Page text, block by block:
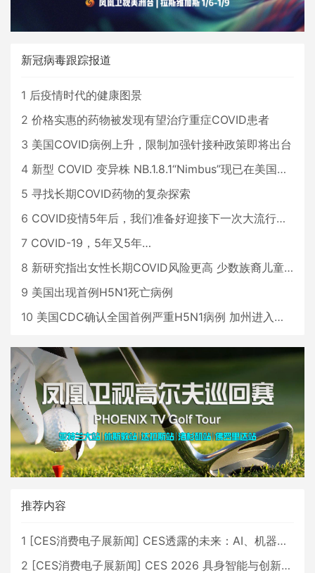
新冠病毒跟踪报道
1 后疫情时代的健康图景
2 价格实惠的药物被发现有望治疗重症COVID患者
3 美国COVID病例上升，限制加强针接种政策即将出台
4 新型 COVID 变异株 NB.1.8.1“Nimbus”现已在美国占据主导地位
5 寻找长期COVID药物的复杂探索
6 COVID疫情5年后，我们准备好迎接下一次大流行了吗？
7 COVID-19，5年又5年…
8 新研究指出女性长期COVID风险更高 少数族裔儿童存在差异
9 美国出现首例H5N1死亡病例
10 美国CDC确认全国首例严重H5N1病例 加州进入紧急状态
推荐内容
1 [CES消费电子展新闻] CES透露的未来：AI、机器人与智能生活大爆发
2 [CES消费电子展新闻] CES 2026 具身智能与创新领域 中国公司大放异彩